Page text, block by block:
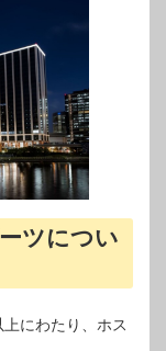
ツについ
にわたり、ホス